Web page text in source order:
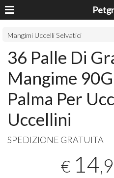
Mangimi Uccelli Selvatici
36 Palle Di
Mangime
Palma Per
Uccellini
SPEDIZIONE GRATUITA
€ 14